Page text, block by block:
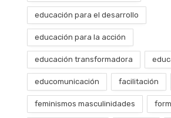
educación para el desarrollo
educación para la acción
educación transformadora
educomunicación facilitación
feminismos masculinidades